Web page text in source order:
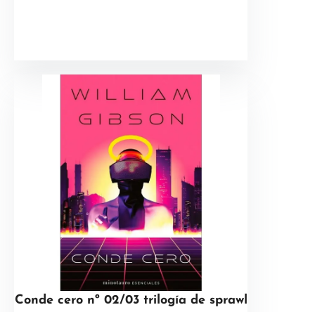
Conde cero nº 02/03 trilogía de sprawl